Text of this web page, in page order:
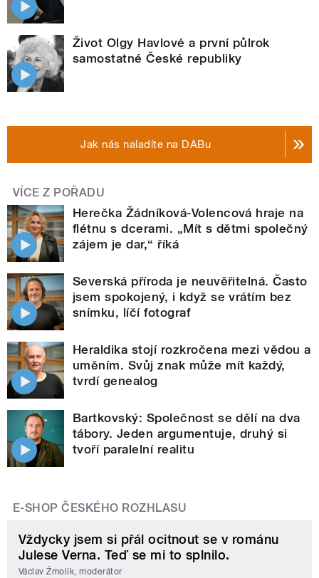
Život Olgy Havlové a první půlrok
samostatné České republiky
Jak nás naladíte na DABu
VÍCE Z POŘADU
Herečka Žádníková-Volencová hraje na
flétnu s dcerami. „Mít s dětmi společný
zájem je dar,“ říká
Severská příroda je neuvěřitelná. Často
jsem spokojený, i když se vrátím bez
snímku, líčí fotograf
Heraldika stojí rozkročena mezi vědou a
uměním. Svůj znak může mít každý,
tvrdí genealog
Bartkovský: Společnost se dělí na dva
tábory. Jeden argumentuje, druhý si
tvoří paralelní realitu
E-SHOP ČESKÉHO ROZHLASU
Vždycky jsem si přál ocitnout se v románu
Julese Verna. Teď se mi to splnilo.
Václav Žmolík, moderátor